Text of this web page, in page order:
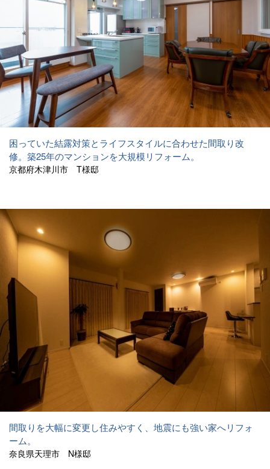
困っていた結露対策とライフスタイルに合わせた間取り改
修。築25年のマンションを大規模リフォーム。
京都府木津川市 T様邸
間取りを大幅に変更し住みやすく、地震にも強い家へリフォ
ーム。
奈良県天理市 N様邸